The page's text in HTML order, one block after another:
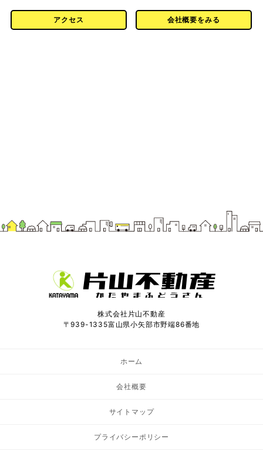
アクセス 会社概要をみる
株式会社片山不動産
〒939-1335富山県小矢部市野端86番地
ホーム
会社概要
サイトマップ
プライバシーポリシー